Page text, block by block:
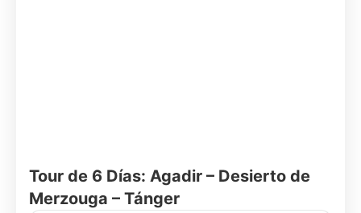
Tour de 6 Días: Agadir – Desierto de
Merzouga – Tánger